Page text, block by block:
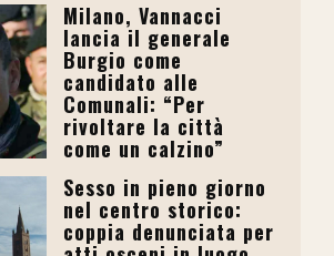
Milano, Vannacci
lancia il generale
Burgio come
candidato alle
Comunali: “Per
rivoltare la città
come un calzino”
Sesso in pieno giorno
nel centro storico:
coppia denunciata per